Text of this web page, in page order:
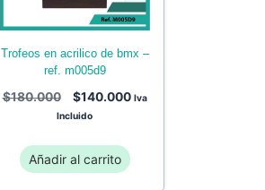
trofeos en acrilico de bmx –
ref. m005d9
$180.000 $140.000 Iva
Incluido
Añadir al carrito